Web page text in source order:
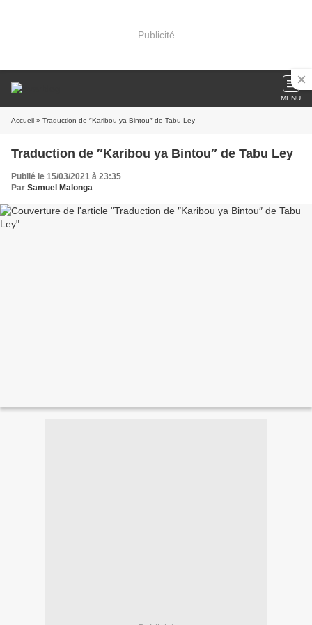
Publicité
MENU
Accueil » Traduction de ″Karibou ya Bintou″ de Tabu Ley
Traduction de ″Karibou ya Bintou″ de Tabu Ley
Publié le 15/03/2021 à 23:35
Par Samuel Malonga